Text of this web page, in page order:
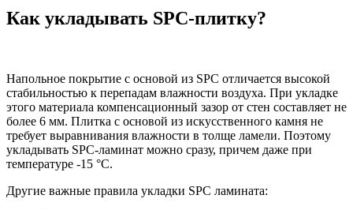
Как укладывать SPC-плитку?
Напольное покрытие с основой из SPC отличается высокой
стабильностью к перепадам влажности воздуха. При укладке
этого материала компенсационный зазор от стен составляет не
более 6 мм. Плитка с основой из искусственного камня не
требует выравнивания влажности в толще ламели. Поэтому
укладывать SPC-ламинат можно сразу, причем даже при
температуре -15 °C.
Другие важные правила укладки SPC ламината: